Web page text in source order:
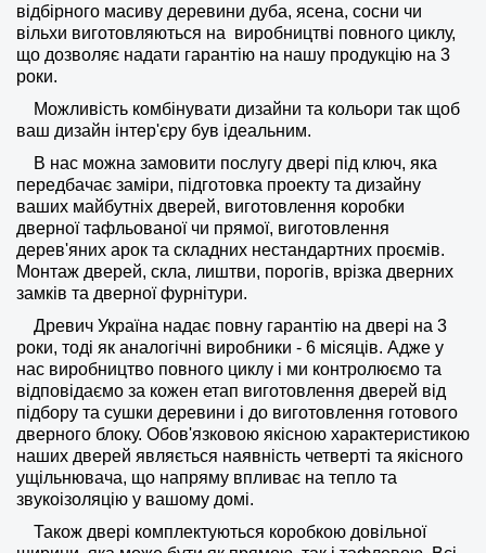
відбірного масиву деревини дуба, ясена, сосни чи
вільхи виготовляються на виробництві повного циклу,
що дозволяє надати гарантію на нашу продукцію на 3
роки.
Можливість комбінувати дизайни та кольори так щоб
ваш дизайн інтер'єру був ідеальним.
В нас можна замовити послугу двері під ключ, яка
передбачає заміри, підготовка проекту та дизайну
ваших майбутніх дверей, виготовлення коробки
дверної тафльованої чи прямої, виготовлення
дерев'яних арок та складних нестандартних проємів.
Монтаж дверей, скла, лиштви, порогів, врізка дверних
замків та дверної фурнітури.
Древич Україна надає повну гарантію на двері на 3
роки, тоді як аналогічні виробники - 6 місяців. Адже у
нас виробництво повного циклу і ми контролюємо та
відповідаємо за кожен етап виготовлення дверей від
підбору та сушки деревини і до виготовлення готового
дверного блоку. Обов'язковою якісною характеристикою
наших дверей являється наявність четверті та якісного
ущільнювача, що напряму впливає на тепло та
звукоізоляцію у вашому домі.
Також двері комплектуються коробкою довільної